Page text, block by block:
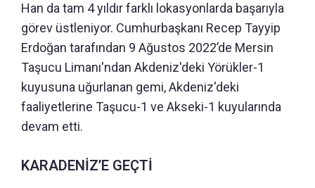
Han da tam 4 yıldır farklı lokasyonlarda başarıyla
görev üstleniyor. Cumhurbaşkanı Recep Tayyip
Erdoğan tarafından 9 Ağustos 2022’de Mersin
Taşucu Limanı'ndan Akdeniz'deki Yörükler-1
kuyusuna uğurlanan gemi, Akdeniz'deki
faaliyetlerine Taşucu-1 ve Akseki-1 kuyularında
devam etti.
KARADENİZ’E GEÇTİ